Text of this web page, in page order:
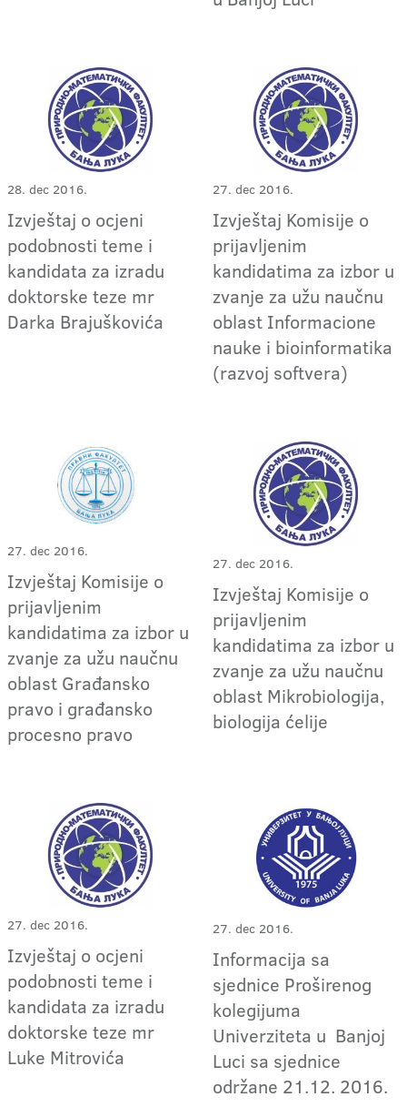
28. dec 2016.
Izvještaj o ocjeni
podobnosti teme i
kandidata za izradu
doktorske teze mr
Darka Brajuškovića
27. dec 2016.
Izvještaj Komisije o
prijavljenim
kandidatima za izbor u
zvanje za užu naučnu
oblast Informacione
nauke i bioinformatika
(razvoj softvera)
27. dec 2016.
Izvještaj Komisije o
prijavljenim
kandidatima za izbor u
zvanje za užu naučnu
oblast Građansko
pravo i građansko
procesno pravo
27. dec 2016.
Izvještaj Komisije o
prijavljenim
kandidatima za izbor u
zvanje za užu naučnu
oblast Mikrobiologija,
biologija ćelije
27. dec 2016.
Izvještaj o ocjeni
podobnosti teme i
kandidata za izradu
doktorske teze mr
Luke Mitrovića
27. dec 2016.
Informacija sa
sjednice Proširenog
kolegijuma
Univerziteta u Banjoj
Luci sa sjednice
održane 21.12. 2016.